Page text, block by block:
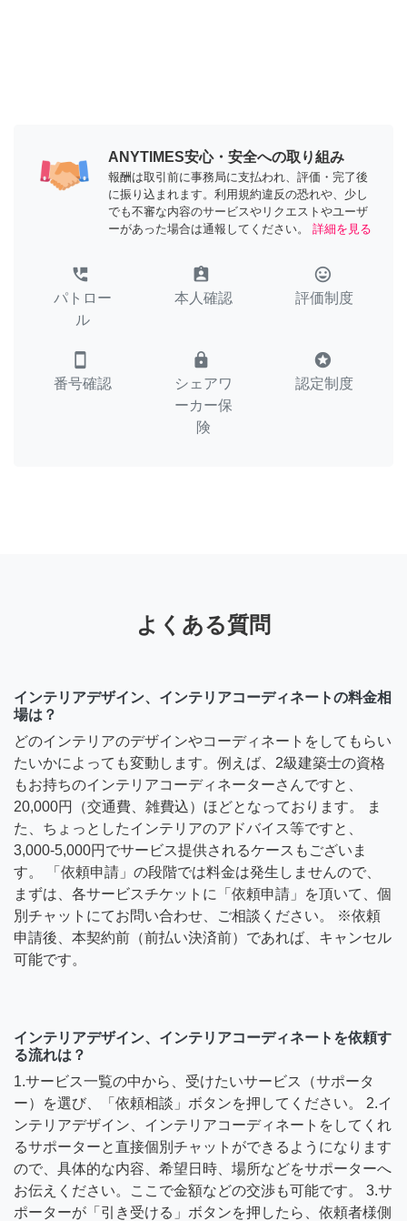
ANYTIMES安心・安全への取り組み
報酬は取引前に事務局に支払われ、評価・完了後
に振り込まれます。利用規約違反の恐れや、少し
でも不審な内容のサービスやリクエストやユーザ
ーがあった場合は通報してください。
詳細を見る
perm_phone_msg
パトロー
ル
assignment_ind
本人確認
tag_faces
評価制度
smartphone
番号確認
lock
シェアワ
ーカー保
険
stars
認定制度
よくある質問
インテリアデザイン、インテリアコーディネートの料金相
場は？
どのインテリアのデザインやコーディネートをしてもらい
たいかによっても変動します。例えば、2級建築士の資格
もお持ちのインテリアコーディネーターさんですと、
20,000円（交通費、雑費込）ほどとなっております。 ま
た、ちょっとしたインテリアのアドバイス等ですと、
3,000-5,000円でサービス提供されるケースもございま
す。 「依頼申請」の段階では料金は発生しませんので、
まずは、各サービスチケットに「依頼申請」を頂いて、個
別チャットにてお問い合わせ、ご相談ください。 ※依頼
申請後、本契約前（前払い決済前）であれば、キャンセル
可能です。
インテリアデザイン、インテリアコーディネートを依頼す
る流れは？
1.サービス一覧の中から、受けたいサービス（サポータ
ー）を選び、「依頼相談」ボタンを押してください。 2.イ
ンテリアデザイン、インテリアコーディネートをしてくれ
るサポーターと直接個別チャットができるようになります
ので、具体的な内容、希望日時、場所などをサポーターへ
お伝えください。ここで金額などの交渉も可能です。 3.サ
ポーターが「引き受ける」ボタンを押したら、依頼者様側